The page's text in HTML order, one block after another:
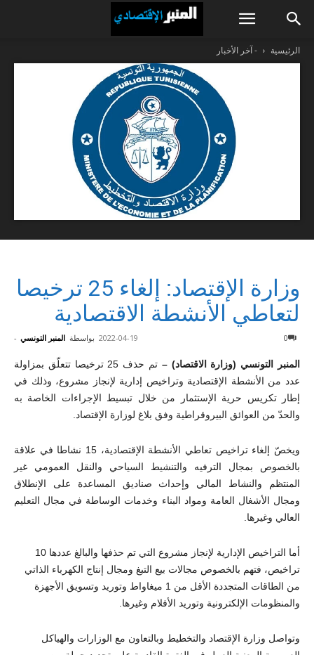
الرئيسية - آخر الأخبار
وزارة الإقتصاد: إلغاء 25 ترخيصا
لتعاطي الأنشطة الاقتصادية
بواسطة المنبر التونسي - 2022-04-19 0
المنبر التونسي (وزارة الاقتصاد) –
تم حذف 25 ترخيصا تتعلّق بمزاولة
عدد من الأنشطة الإقتصادية وتراخيص إدارية لإنجاز مشروع، وذلك في
إطار تكريس حرية الإستثمار من خلال تبسيط الإجراءات الخاصة به
والحدّ من العوائق البيروقراطية وفق بلاغ لوزارة الإقتصاد.
ويخصّ إلغاء تراخيص تعاطي الأنشطة الإقتصادية، 15 نشاطا في علاقة
بالخصوص بمجال الترفيه والتنشيط السياحي والنقل العمومي غير
المنتظم والنشاط المالي وإحداث صناديق المساعدة على الإنطلاق
ومجال الأشغال العامة ومواد البناء وخدمات الوساطة في مجال التعليم
العالي وغيرها.
أما التراخيص الإدارية لإنجاز مشروع التي تم حذفها والبالغ عددها 10
تراخيص، فتهم بالخصوص مجالات بيع التبغ ومجال إنتاج الكهرباء الذاتي
من الطاقات المتجددة الأقل من 1 ميغاواط وتوريد وتسويق الأجهزة
والمنظومات الإلكترونية وتوريد الأفلام وغيرها.
وتواصل وزارة الإقتصاد والتخطيط وبالتعاون مع الوزارات والهياكل